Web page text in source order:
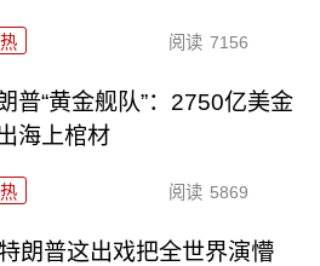
阅读 7156
普“黄金舰队”：2750亿美金
海上棺材
阅读 5869
朗普这出戏把全世界演懵